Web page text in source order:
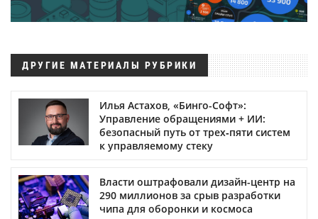
ДРУГИЕ МАТЕРИАЛЫ РУБРИКИ
Илья Астахов, «Бинго-Софт»:
Управление обращениями + ИИ:
безопасный путь от трех‑пяти систем
к управляемому стеку
Власти оштрафовали дизайн-центр на
290 миллионов за срыв разработки
чипа для оборонки и космоса